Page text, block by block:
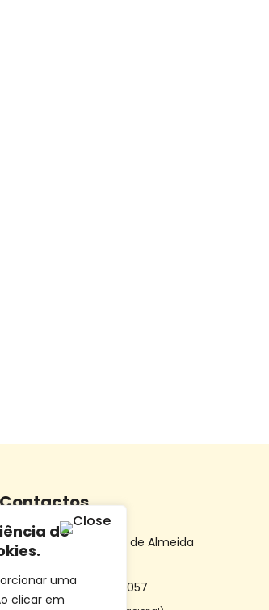
de
uma
clicar em
Morada:Largo Dr. João de Almeida
+351 254 612 057